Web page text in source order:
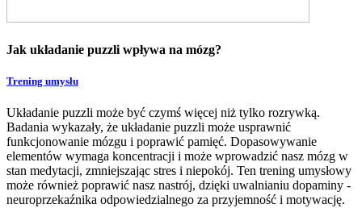
Jak układanie puzzli wpływa na mózg?
Trening umysłu
Układanie puzzli może być czymś więcej niż tylko rozrywką.
Badania wykazały, że układanie puzzli może usprawnić
funkcjonowanie mózgu i poprawić pamięć. Dopasowywanie
elementów wymaga koncentracji i może wprowadzić nasz mózg w
stan medytacji, zmniejszając stres i niepokój. Ten trening umysłowy
może również poprawić nasz nastrój, dzięki uwalnianiu dopaminy -
neuroprzekaźnika odpowiedzialnego za przyjemność i motywację.